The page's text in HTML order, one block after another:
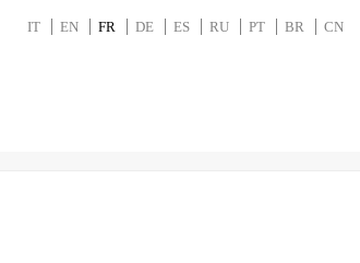
IT EN FR DE ES RU PT BR CN